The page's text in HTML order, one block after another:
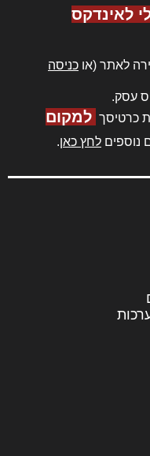
לאינדקס
לאתר (או כניסה
עסק.
כרטיסך למקום
נוספים לחץ כאן.